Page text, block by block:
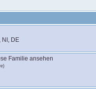
NI, DE
Familie ansehen